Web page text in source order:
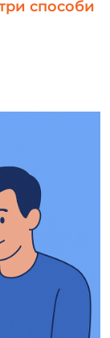
способи